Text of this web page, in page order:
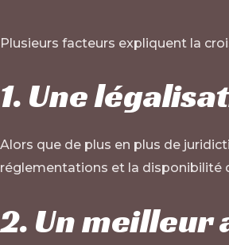
Plusieurs facteurs expliquent la
1. Une
Alors que de plus en plus de
réglementations et la disponibilité
2. Un meilleur